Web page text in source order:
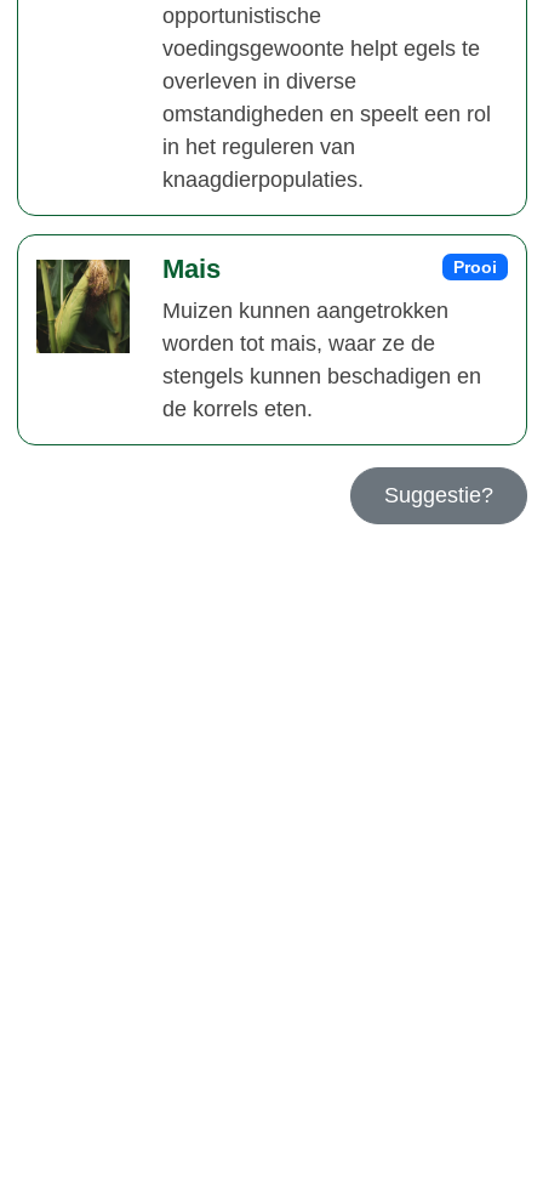
opportunistische
voedingsgewoonte helpt egels te
overleven in diverse
omstandigheden en speelt een rol
in het reguleren van
knaagdierpopulaties.
Prooi
Mais
Muizen kunnen aangetrokken
worden tot mais, waar ze de
stengels kunnen beschadigen en
de korrels eten.
Suggestie?